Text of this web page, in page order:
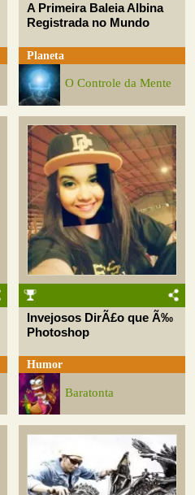
A Primeira Baleia Albina
Registrada no Mundo
Planeta
O Controle da Mente
Invejosos DirÃ£o que Ã‰
Photoshop
Humor
Baratonta